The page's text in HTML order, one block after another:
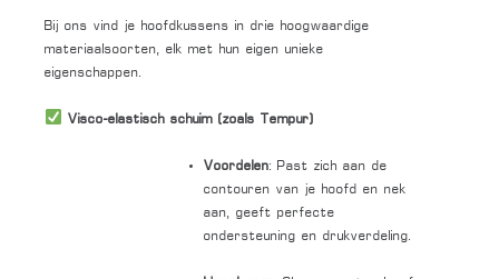
Bij ons vind je hoofdkussens in drie hoogwaardige
materiaalsoorten, elk met hun eigen unieke
eigenschappen.
Visco-elastisch schuim (zoals Tempur)
Voordelen: Past zich aan de
contouren van je hoofd en nek
aan, geeft perfecte
ondersteuning en drukverdeling.